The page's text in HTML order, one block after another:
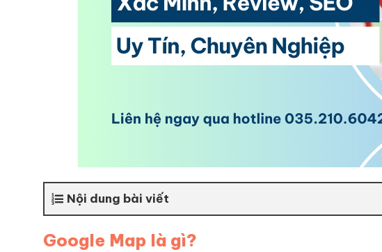
Nội dung bài viết
Google Map là gì?